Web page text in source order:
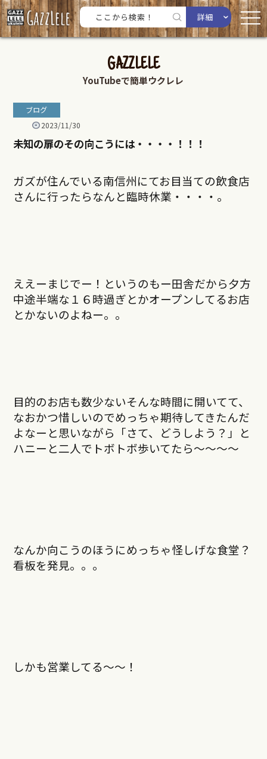
詳細
GAZZLELE
YouTubeで簡単ウクレレ
ブログ
2023/11/30
未知の扉のその向こうには・・・・！！！
ガズが住んでいる南信州にてお目当ての飲食店
さんに行ったらなんと臨時休業・・・・。
ええーまじでー！というのもー田舎だから夕方
中途半端な１６時過ぎとかオープンしてるお店
とかないのよねー。。
目的のお店も数少ないそんな時間に開いてて、
なおかつ惜しいのでめっちゃ期待してきたんだ
よなーと思いながら「さて、どうしよう？」と
ハニーと二人でトボトボ歩いてたら〜〜〜〜
なんか向こうのほうにめっちゃ怪しげな食堂？
看板を発見。。。
しかも営業してる〜〜！